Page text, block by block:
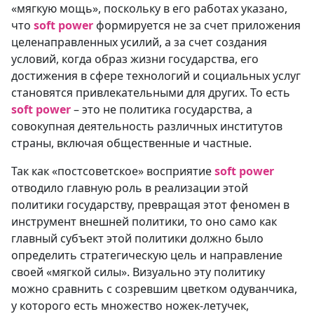
«мягкую мощь», поскольку в его работах указано,
что soft powerформируется не за счет приложения
целенаправленных усилий, а за счет создания
условий, когда образ жизни государства, его
достижения в сфере технологий и социальных услуг
становятся привлекательными для других. То есть
soft power– это не политика государства, а
совокупная деятельность различных институтов
страны, включая общественные и частные.
Так как «постсоветское» восприятиеsoft power
отводило главную роль в реализации этой
политики государству, превращая этот феномен в
инструмент внешней политики, то оно само как
главный субъект этой политики должно было
определить стратегическую цель и направление
своей «мягкой силы». Визуально эту политику
можно сравнить с созревшим цветком одуванчика,
у которого есть множество ножек-летучек,